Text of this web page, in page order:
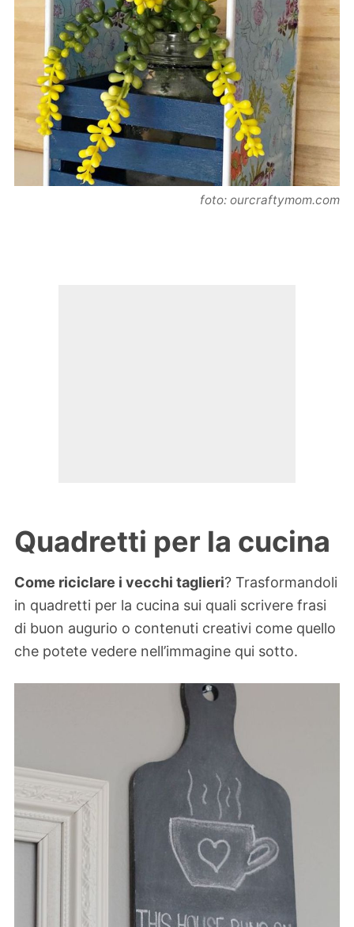
foto: ourcraftymom.com
Quadretti per la cucina
Come riciclare i vecchi taglieri? Trasformandoli
in quadretti per la cucina sui quali scrivere frasi
di buon augurio o contenuti creativi come quello
che potete vedere nell’immagine qui sotto.